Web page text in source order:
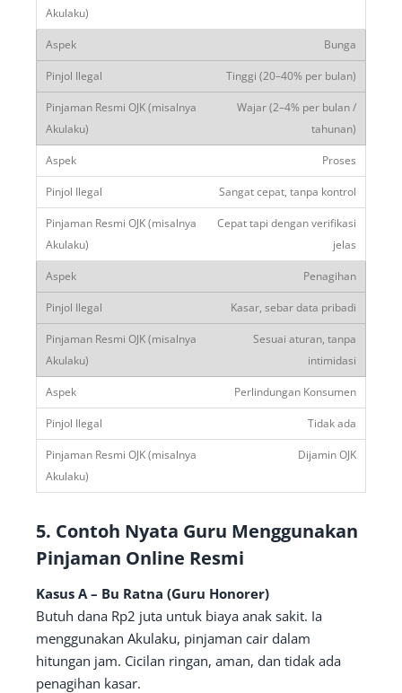
Bunga
Tinggi (20–40% per bulan)
Wajar (2–4% per bulan /
tahunan)
Proses
Sangat cepat, tanpa kontrol
Cepat tapi dengan verifikasi
jelas
Penagihan
Kasar, sebar data pribadi
Sesuai aturan, tanpa
intimidasi
Perlindungan Konsumen
Tidak ada
Dijamin OJK
5. Contoh Nyata Guru Menggunakan
Pinjaman Online Resmi
Kasus A – Bu Ratna (Guru Honorer)
Butuh dana Rp2 juta untuk biaya anak sakit. Ia
menggunakan Akulaku, pinjaman cair dalam
hitungan jam. Cicilan ringan, aman, dan tidak ada
penagihan kasar.